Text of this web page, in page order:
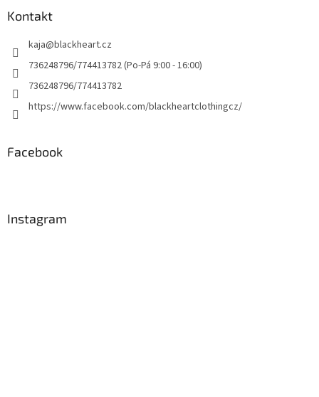
Kontakt
kaja@blackheart.cz
736248796/774413782 (Po-Pá 9:00 - 16:00)
736248796/774413782
https://www.facebook.com/blackheartclothingcz/
Facebook
Instagram